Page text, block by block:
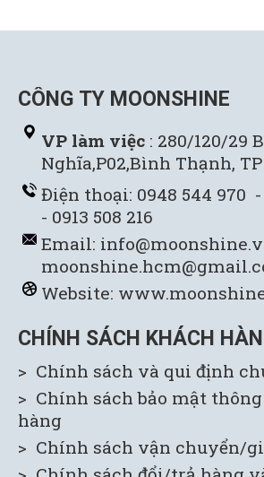
CÔNG TY MOONSHINE
VP làm việc : 280/120/29
Nghĩa,P02,Bình Thạnh,
Điện thoại: 0948 544 970 -
- 0913 508 216
Email:
Website:
CHÍNH SÁCH KHÁCH
> Chính sách và qui định
> Chính sách bảo mật
hàng
> Chính sách vận chuyển/